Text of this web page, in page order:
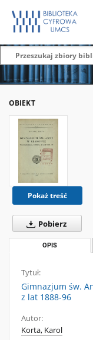
OBIEKT
Pokaż treść
Pobierz
OPIS
Tytuł:
Gimnazjum św.
z lat 1888-96
Autor:
Korta, Karol